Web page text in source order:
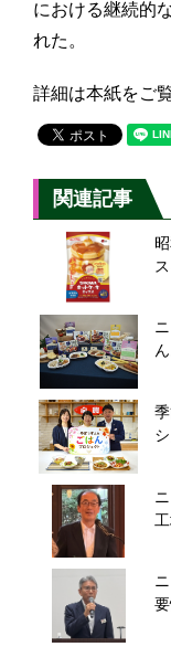
における継続的
れた。
詳細は本紙をご
関連記事